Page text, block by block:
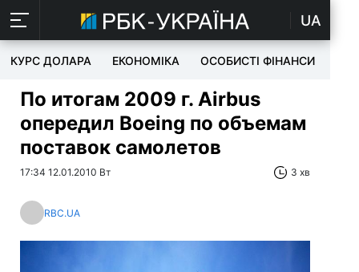
UA
КУРС ДОЛАРА ЕКОНОМІКА ОСОБИСТІ ФІНАНСИ
По итогам 2009 г. Airbus
опередил Boeing по объемам
поставок самолетов
17:34 12.01.2010 Вт 3 хв
RBC.UA